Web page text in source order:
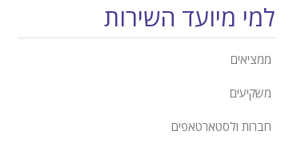
למי מיועד השירות
ממציאים
משקיעים
חברות ולסטארטאפים